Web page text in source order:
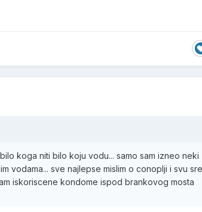
koga niti bilo koju vodu... samo sam izneo neki
vodama... sve najlepse mislim o conoplji i svu
iskoriscene kondome ispod brankovog mosta